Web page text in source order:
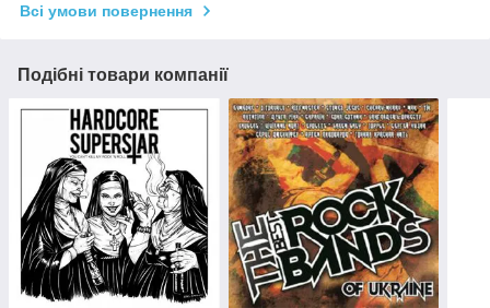
Всі умови повернення
Подібні товари компанії